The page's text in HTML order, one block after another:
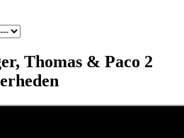
Thomas & Paco 2